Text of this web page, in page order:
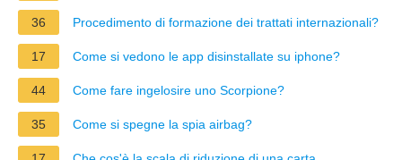
36 Procedimento di formazione dei trattati internazionali?
17 Come si vedono le app disinstallate su iphone?
44 Come fare ingelosire uno Scorpione?
35 Come si spegne la spia airbag?